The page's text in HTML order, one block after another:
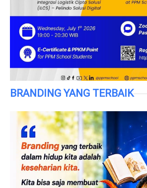
BRANDING YANG TERBAIK